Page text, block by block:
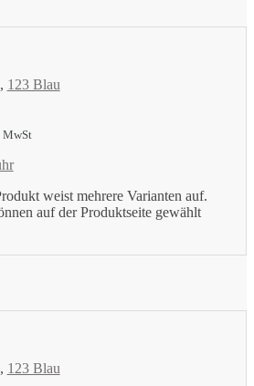
, 123 Blau
MwSt
weist mehrere Varianten auf.
auf der Produktseite gewählt
, 123 Blau